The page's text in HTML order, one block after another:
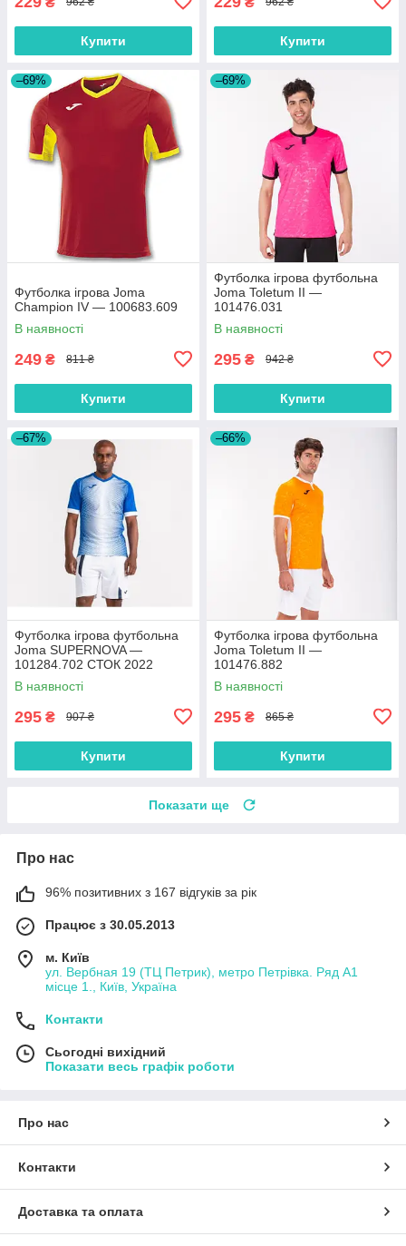
Купити Купити
–69%
Футболка ігрова Joma
Champion IV — 100683.609
В наявності
249 ₴ 811 ₴
Купити
–69%
Футболка ігрова футбольна
Joma Toletum II —
101476.031
В наявності
295 ₴ 942 ₴
Купити
–67%
Футболка ігрова футбольна
Joma SUPERNOVA —
101284.702 СТОК 2022
В наявності
295 ₴ 907 ₴
Купити
–66%
Футболка ігрова футбольна
Joma Toletum II —
101476.882
В наявності
295 ₴ 865 ₴
Купити
Показати ще
Про нас
96% позитивних з 167 відгуків за рік
Працює з 30.05.2013
м. Київ
ул. Вербная 19 (ТЦ Петрик), метро Петрівка. Ряд А1
місце 1., Київ, Україна
Контакти
Сьогодні вихідний
Показати весь графік роботи
Про нас
Контакти
Доставка та оплата